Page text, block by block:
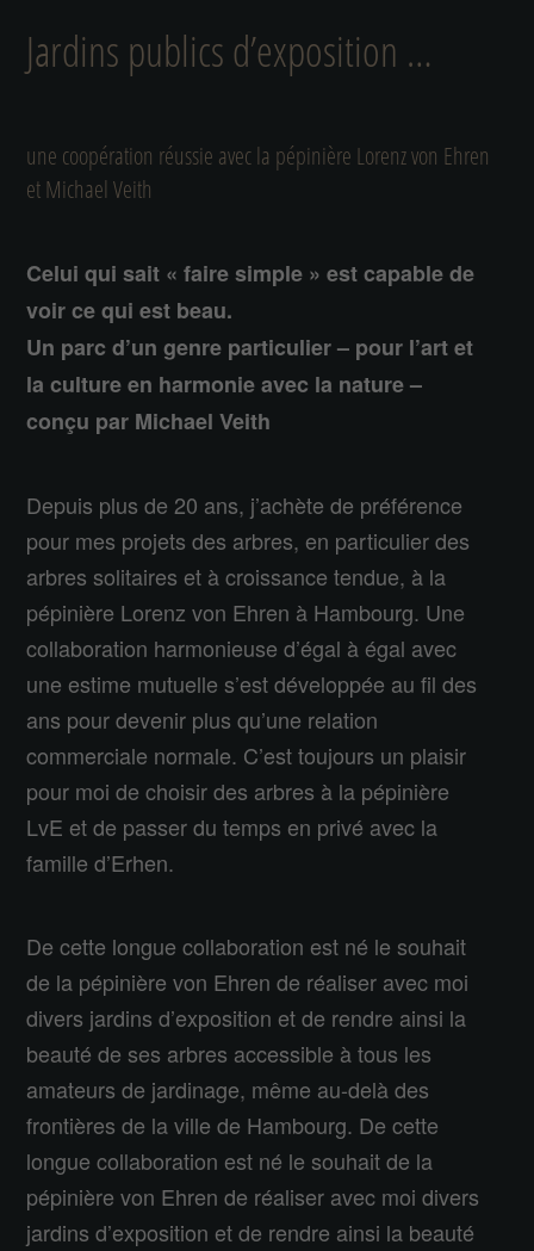
Jardins publics d’exposition …
une coopération réussie avec la pépinière Lorenz von Ehren
et Michael Veith
Celui qui sait « faire simple » est capable de
voir ce qui est beau.
Un parc d’un genre particulier – pour l’art et
la culture en harmonie avec la nature –
conçu par Michael Veith
Depuis plus de 20 ans, j’achète de préférence
pour mes projets des arbres, en particulier des
arbres solitaires et à croissance tendue, à la
pépinière Lorenz von Ehren à Hambourg. Une
collaboration harmonieuse d’égal à égal avec
une estime mutuelle s’est développée au fil des
ans pour devenir plus qu’une relation
commerciale normale. C’est toujours un plaisir
pour moi de choisir des arbres à la pépinière
LvE et de passer du temps en privé avec la
famille d’Erhen.
De cette longue collaboration est né le souhait
de la pépinière von Ehren de réaliser avec moi
divers jardins d’exposition et de rendre ainsi la
beauté de ses arbres accessible à tous les
amateurs de jardinage, même au-delà des
frontières de la ville de Hambourg. De cette
longue collaboration est né le souhait de la
pépinière von Ehren de réaliser avec moi divers
jardins d’exposition et de rendre ainsi la beauté